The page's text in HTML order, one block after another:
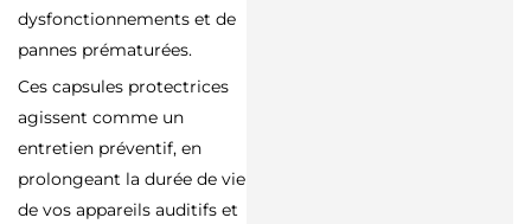
dysfonctionnements et de
pannes prématurées.
Ces capsules protectrices
agissent comme un
entretien préventif, en
prolongeant la durée de vie
de vos appareils auditifs et